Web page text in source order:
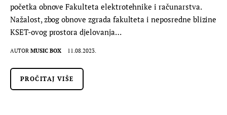
početka obnove Fakulteta elektrotehnike i računarstva.
Nažalost, zbog obnove zgrada fakulteta i neposredne blizine
KSET-ovog prostora djelovanja…
AUTOR MUSIC BOX 11.08.2023.
PROČITAJ VIŠE